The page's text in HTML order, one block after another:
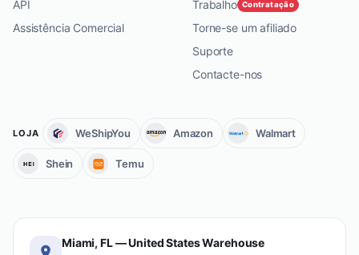
API
Assistência Comercial
Trabalho Contratação
Torne-se um afiliado
Suporte
Contacte-nos
LOJA WeShipYou Amazon Walmart
Shein Temu
Miami, FL — United States Warehouse